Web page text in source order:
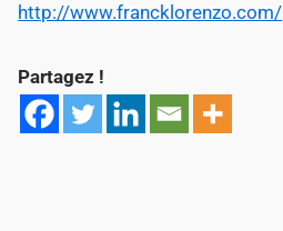
http://www.francklorenzo.com/
Partagez !